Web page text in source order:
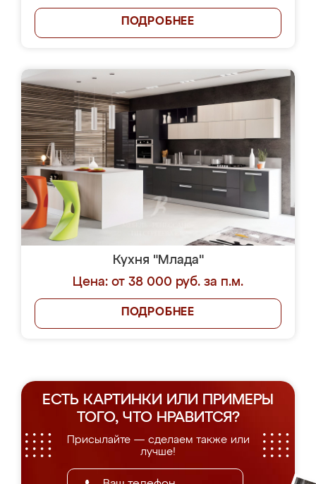
ПОДРОБНЕЕ
Кухня "Млада"
Цена: от 38 000 руб. за п.м.
ПОДРОБНЕЕ
ЕСТЬ КАРТИНКИ ИЛИ ПРИМЕРЫ
ТОГО, ЧТО НРАВИТСЯ?
Присылайте — сделаем также или
лучше!